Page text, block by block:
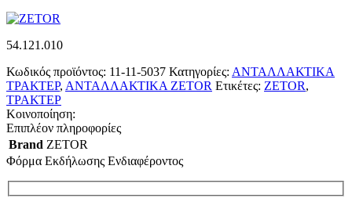
54.121.010
Κωδικός προϊόντος: 11-11-5037 Κατηγορίες: ΑΝΤΑΛΛΑΚΤΙΚΑ
ΤΡΑΚΤΕΡ, ΑΝΤΑΛΛΑΚΤΙΚΑ ZETOR Ετικέτες: ZETOR,
ΤΡΑΚΤΕΡ
Κοινοποίηση:
Επιπλέον πληροφορίες
Brand ZETOR
Φόρμα Εκδήλωσης Ενδιαφέροντος